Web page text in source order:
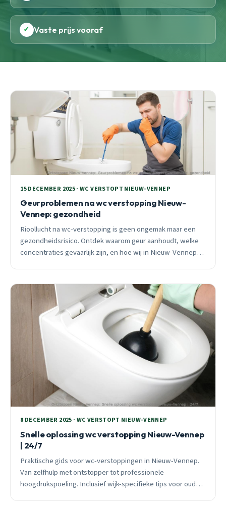
✓ Vaste prijs vooraf
15 DECEMBER 2025 · WC VERSTOPT NIEUW-VENNEP
Geurproblemen na wc verstopping Nieuw-
Vennep: gezondheid
Rioollucht na wc-verstopping is geen ongemak maar een
gezondheidsrisico. Ontdek waarom geur aanhoudt, welke
concentraties gevaarlijk zijn, en hoe wij in Nieuw-Vennep
8 DECEMBER 2025 · WC VERSTOPT NIEUW-VENNEP
Snelle oplossing wc verstopping Nieuw-Vennep
| 24/7
Praktische gids voor wc-verstoppingen in Nieuw-Vennep.
Van zelfhulp met ontstopper tot professionele
hoogdrukspoeling. Inclusief wijk-specifieke tips voor oude